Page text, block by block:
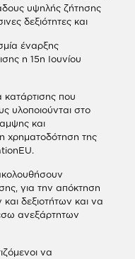
υψηλής ζήτησης
δεξιότητες και
έναρξης
η 15η Ιουνίου
κατάρτισης που
υλοποιούνται στο
και
χρηματοδότηση της
για την απόκτηση
δεξιοτήτων και να
ανεξάρτητων
να